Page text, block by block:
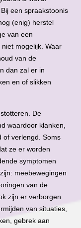
een spraakstoonis
(enig) herstel
van een
mogelijk. Waar
van de
dan zal er in
en of slikken
De
waardoor klanken,
of verlengd. Soms
ze er worden
symptomen
meebewegingen
van de
zijn er verborgen
van situaties,
gebrek aan